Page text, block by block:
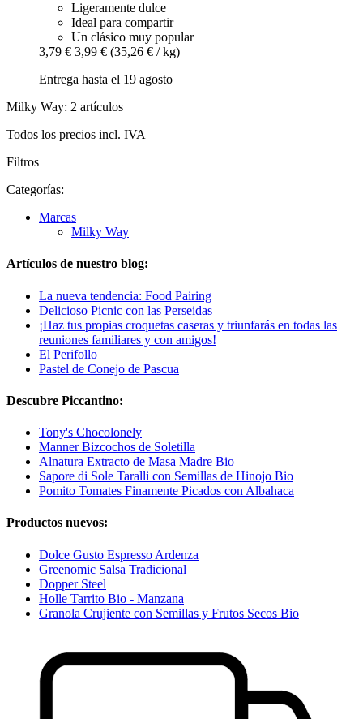
Ligeramente dulce
Ideal para compartir
Un clásico muy popular
3,79 € 3,99 € (35,26 € / kg)
Entrega hasta el 19 agosto
Milky Way: 2 artículos
Todos los precios incl. IVA
Filtros
Categorías:
Marcas
Milky Way
Artículos de nuestro blog:
La nueva tendencia: Food Pairing
Delicioso Picnic con las Perseidas
¡Haz tus propias croquetas caseras y triunfarás en todas las
reuniones familiares y con amigos!
El Perifollo
Pastel de Conejo de Pascua
Descubre Piccantino:
Tony's Chocolonely
Manner Bizcochos de Soletilla
Alnatura Extracto de Masa Madre Bio
Sapore di Sole Taralli con Semillas de Hinojo Bio
Pomito Tomates Finamente Picados con Albahaca
Productos nuevos:
Dolce Gusto Espresso Ardenza
Greenomic Salsa Tradicional
Dopper Steel
Holle Tarrito Bio - Manzana
Granola Crujiente con Semillas y Frutos Secos Bio